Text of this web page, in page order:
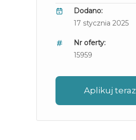
Dodano:
17 stycznia 2025
Nr oferty:
15959
Aplikuj teraz